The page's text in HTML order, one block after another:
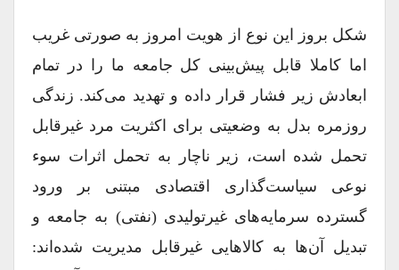
شکل بروز این نوع از هویت امروز به صورتی غریب
اما کاملا قابل پیش‌بینی کل جامعه ما را در تمام
ابعادش زیر فشار قرار داده و تهدید می‌کند. زندگی
روزمره بدل به وضعیتی برای اکثریت مرد غیر‌قابل
تحمل شده است، زیر ناچار به تحمل اثرات سوء
نوعی سیاست‌گذاری اقتصادی مبتنی بر ورود
گسترده سرمایه‌های غیر‌تولیدی (نفتی) به جامعه و
تبدیل آن‌ها به کالاهایی غیر‌قابل مدیریت شده‌اند: